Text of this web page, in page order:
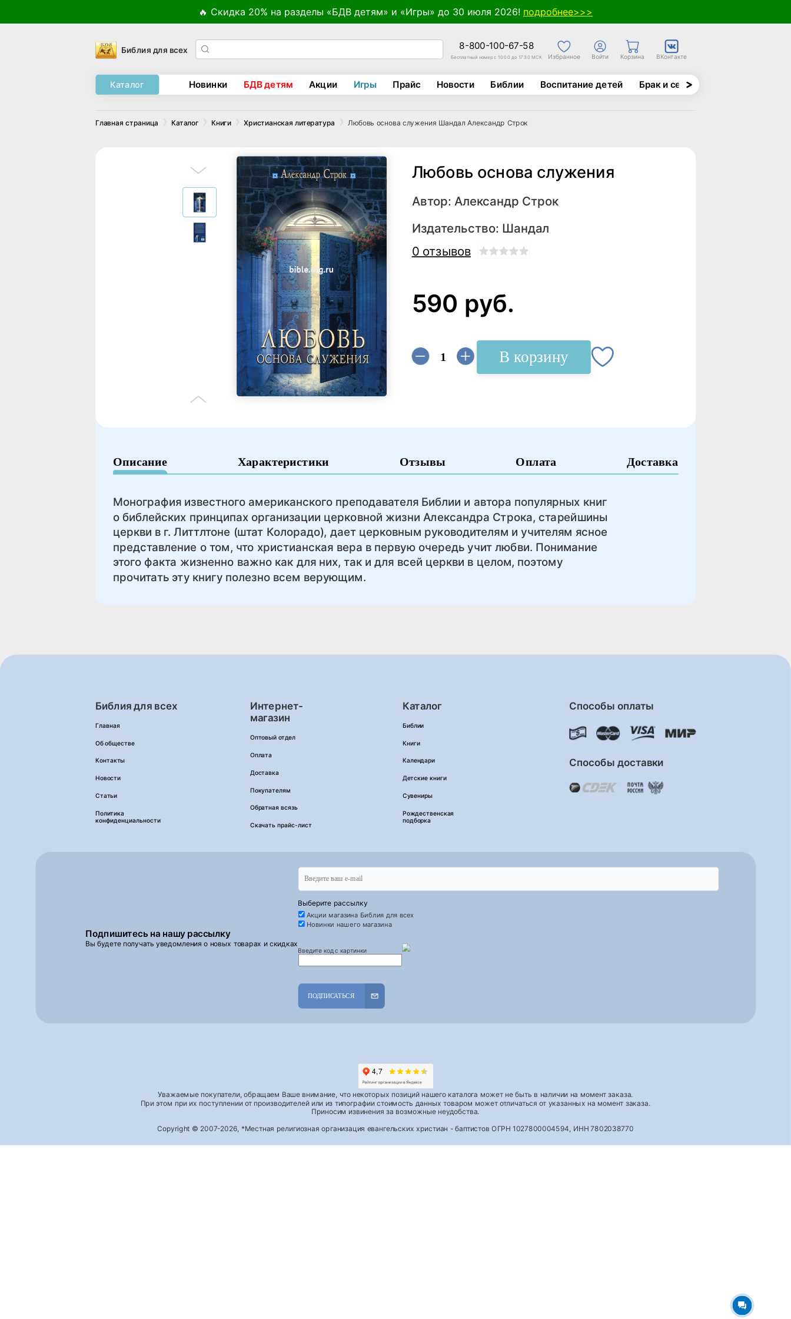
🔥 Скидка 20% на разделы «БДВ детям» и «Игры» до 30 июля 2026! подробнее>>>
Библия для всех 8-800-100-67-58
Бесплатный номер с 10:00 до 17:30 МСК Избранное Войти Корзина ВКонтакте
Каталог Новинки БДВ детям Акции Игры Прайс Новости Библии Воспитание детей Брак и семья
Главная страница Каталог Книги Христианская литература Любовь основа служения Шандал Александр Строк
Любовь основа служения
Автор: Александр Строк
Издательство: Шандал
0 отзывов
590 руб.
В корзину
Описание Характеристики Отзывы Оплата Доставка
Монография известного американского преподавателя Библии и автора популярных книг
о библейских принципах организации церковной жизни Александра Строка, старейшины
церкви в г. Литтлтоне (штат Колорадо), дает церковным руководителям и учителям ясное
представление о том, что христианская вера в первую очередь учит любви. Понимание
этого факта жизненно важно как для них, так и для всей церкви в целом, поэтому
прочитать эту книгу полезно всем верующим.
Библия для всех
Главная
Об обществе
Контакты
Новости
Статьи
Политика
конфиденциальности
Интернет-
магазин
Оптовый отдел
Оплата
Доставка
Покупателям
Обратная всязь
Скачать прайс-лист
Каталог
Библии
Книги
Календари
Детские книги
Сувениры
Рождественская
подборка
Способы оплаты
Способы доставки
Подпишитесь на нашу рассылку
Вы будете получать уведомления о новых товарах и скидках
Выберите рассылку
Акции магазина Библия для всех
Новинки нашего магазина
Введите код с картинки
ПОДПИСАТЬСЯ
Уважаемые покупатели, обращаем Ваше внимание, что некоторых позиций нашего каталога может не быть в наличии на момент заказа.
При этом при их поступлении от производителей или из типографии стоимость данных товаром может отличаться от указанных на момент заказа.
Приносим извинения за возможные неудобства.
Copyright © 2007-2026, *Местная религиозная организация евангельских христиан - баптистов ОГРН 1027800004594, ИНН 7802038770